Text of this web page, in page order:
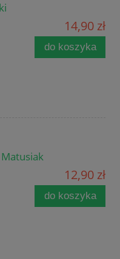
14,90 zł
do koszyka
12,90 zł
do koszyka